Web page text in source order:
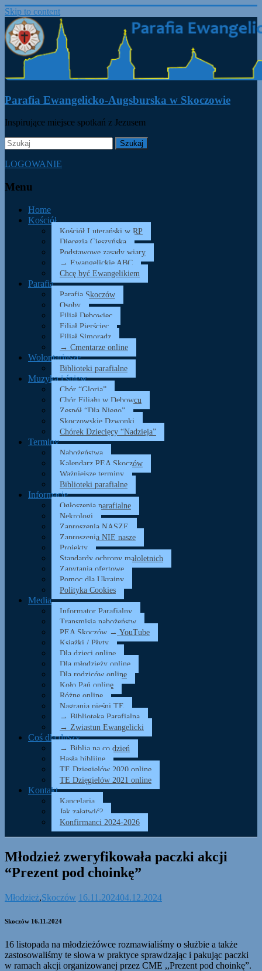
Skip to content
Parafia Ewangelicko-Augsburska w Skoczowie
Inspirujące miejsce spotkań z Jezusem
LOGOWANIE
Menu
Home
Kościół
Kościół Luterański w RP
Diecezja Cieszyńska
Podstawowe zasady wiary
→ Ewangelickie ABC
Chcę być Ewangelikiem
Parafia
Parafia Skoczów
Osoby
Filiał Dębowiec
Filiał Pierściec
Filiał Simoradz
→ Cmentarze online
Wolontariusze
Biblioteki parafialne
Muzyka i śpiew
Chór “Gloria”
Chór Filiału w Dębowcu
Zespół “Dla Niego”
Skoczowskie Dzwonki
Chórek Dziecięcy “Nadzieja”
Terminy
Nabożeństwa
Kalendarz PEA Skoczów
Ważniejsze terminy
Biblioteki parafialne
Informacje
Ogłoszenia parafialne
Nekrologi
Zaproszenia NASZE
Zaproszenia NIE nasze
Projekty
Standardy ochrony małoletnich
Zapytania ofertowe
Pomoc dla Ukrainy
Polityka Cookies
Media
Informator Parafialny
Transmisja nabożeństw
PEA Skoczów → YouTube
Książki / Płyty
Dla dzieci online
Dla młodzieży online
Dla rodziców online
Koło Pań online
Różne online
Nagrania pieśni TE
→ Biblioteka Parafialna
→ Zwiastun Ewangelicki
Coś dla duszy…
→ Biblia na co dzień
Hasła biblijne
TE Dzięgielów 2020 online
TE Dzięgielów 2021 online
Kontakt
Kancelaria
Jak załatwić?
Konfirmanci 2024-2026
Młodzież zweryfikowała paczki akcji
“Prezent pod choinkę”
Młodzież,Skoczów 16.11.202404.12.2024
Skoczów 16.11.2024
16 listopada na młodzieżówce rozmawialiśmy o służbie a także
zastosowaliśmy te słowa w praktyce sprawdzając i pakując paczki
w ramach akcji organizowanej przez CME ,,Prezent pod choinkę”.